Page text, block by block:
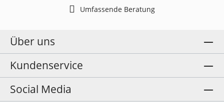
Umfassende Beratung
Über uns
Kundenservice
Social Media